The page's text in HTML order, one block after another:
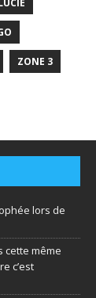
ZONE 3
lors de
cette même
c’est